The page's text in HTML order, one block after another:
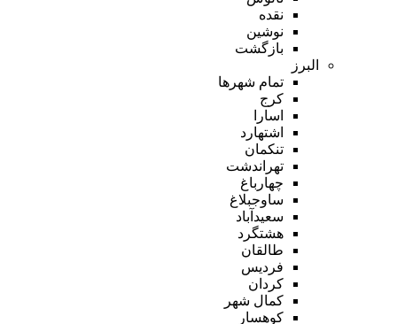
نقده
نوشین
بازگشت
البرز
تمام شهر‌ها
کرج
اسارا
اشتهارد
تنکمان
تهراندشت
چهارباغ
ساوجبلاغ
سعیدآباد
هشتگرد
طالقان
فردیس
کردان
کمال شهر
کوهسار